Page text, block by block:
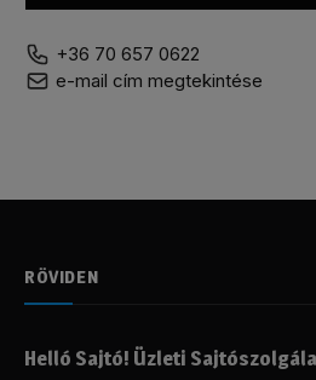
+36 70 657 0622
e-mail cím megtekintése
RÖVIDEN
Helló Sajtó! Üzleti